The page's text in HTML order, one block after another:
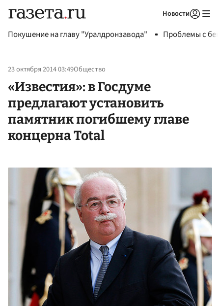
Новости
Покушение на главу "Уралдронзавода" Проблемы с
23 октября 2014 03:49Общество
«Известия»: в Госдуме
предлагают установить
памятник погибшему главе
концерна Total